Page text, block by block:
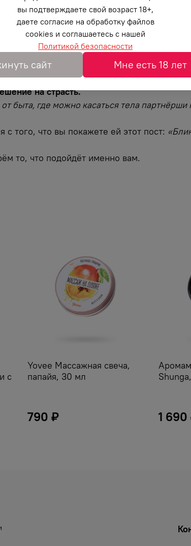
но и своей тайной, желанной
на страсть.
быта, где можно касаться тела
с того, что вы покажете ей этот пост:
то, что подойдёт именно вам.
с
Yovee Массажная свеча,
папайя, 30 мл
790 ₽ 1
вы подтверждаете свой возраст 18+,
даете согласие на обработку файлов
cookies и соглашаетесь с нашей
Политикой безопасности
сайт Мне есть 18 лет